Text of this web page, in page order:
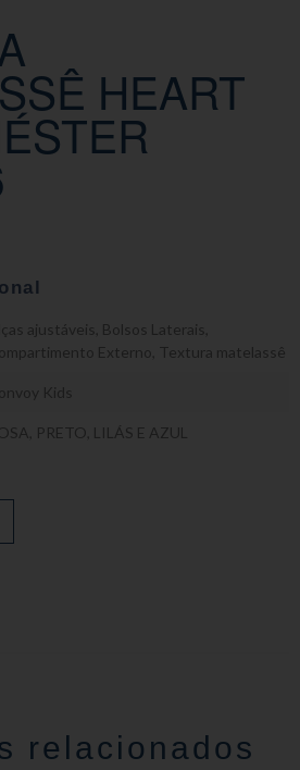
HEART
ajustáveis Bolsos Laterais
Externo Textura matelassê
Kids
PRETO, LILÁS E AZUL
relacionados